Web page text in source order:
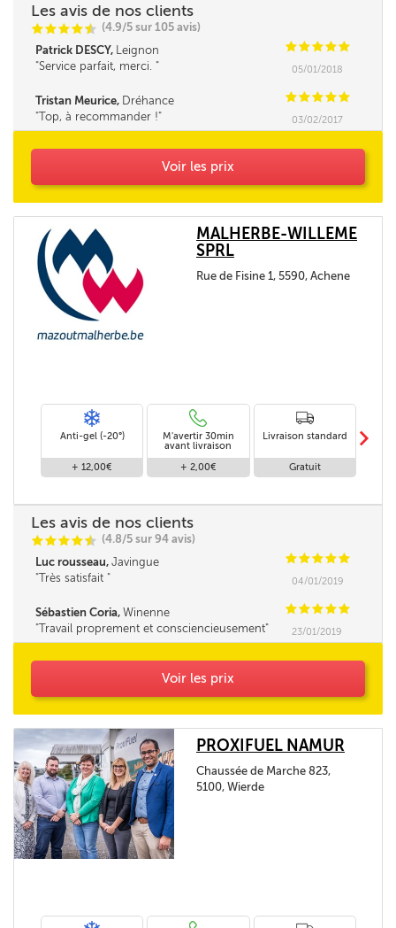
Les avis de nos clients
CCCCi
@ (4.9/5 sur 105 avis)
Patrick DESCY, Leignon CCCCC
Service parfait, merci.
05/01/2018
Tristan Meurice, Dréhance CCCCC
Top, à recommander !
03/02/2017
Voir les prix
MALHERBE-WILLEME
SPRL
Rue de Fisine 1, 5590, Achene
Anti-gel (-20°)
+ 12,00€
M'avertir 30min
avant livraison
+ 2,00€
Livraison standard
Gratuit
m
Les avis de nos clients
CCCCi
@ (4.8/5 sur 94 avis)
Luc rousseau, Javingue CCCCC
Très satisfait
04/01/2019
Sébastien Coria, Winenne CCCCC
Travail proprement et consciencieusement
23/01/2019
Voir les prix
PROXIFUEL NAMUR
Chaussée de Marche 823,
5100, Wierde